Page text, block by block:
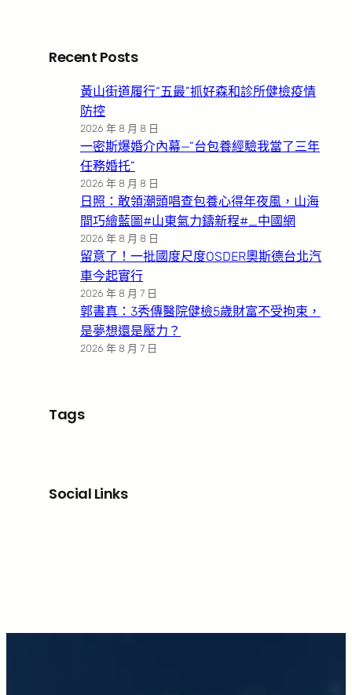
Recent Posts
黃山街道履行“五最”抓好森和診所健檢疫情
防控
2026 年 8 月 8 日
一密斯爆婚介內幕—”台包養經驗我當了三年
任務婚托”
2026 年 8 月 8 日
日照：敢領潮頭唱查包養心得年夜風，山海
間巧繪藍圖#山東氣力鑄新程#_中國網
2026 年 8 月 8 日
留意了！一批國度尺度OSDER奧斯德台北汽
車今起實行
2026 年 8 月 7 日
郭書真：3秀傳醫院健檢5歲財富不受拘束，
是夢想還是壓力？
2026 年 8 月 7 日
Tags
Social Links